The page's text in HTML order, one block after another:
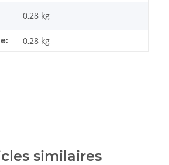
0,28 kg
0,28 kg
similaires